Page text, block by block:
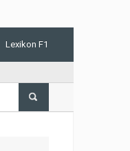
Lexikon F1